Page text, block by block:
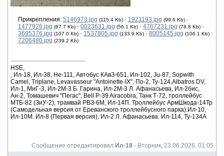
Прикрепления: 5146973.jpg (115.4 Kb) · 1921193.jpg (99.6 Kb) ·
1477926.jpg (67.7 Kb) · 0023631.jpg (56.1 Kb) · 4767231.jpg (78.8 Kb) ·
3695376.jpg (107.0 Kb) · 1537805.jpg (133.9 Kb) · 8005145.jpg (106.1 Kb) ·
7206480.jpg (239.2 Kb)
HSE,
, Ил-18, Ил-38, He-111, Автобус КАвЗ-651, Ил-102, Ju-87, Sopwith
Camel, Triplane, Levavasseur "Antoinette-IX", По-2, Ту-124,Albatros DV,
Ил-1, МиГ-3, Ил-2М-3 Б. Гарина, Ил-2М-3 Л. Афанасьева, Ил-2бис,
Ан-2, Томашевич "Пегас", Bell P-39 Airacobra, Танк Т-72, троллейбус
МТБ-82 (ЗиУ-2), трамвай РВЗ-6М, Ил-14П. Троллейбус АрмШкода-14Тр
(Самодельная версия от Ереванского троллейбусного парка).Ил-10,
Ил-10М. Ил-8 (Первая версия), Ил-2 Л. Афанасьева. Ил-114, Ту-134А
Сообщение отредактировал Ил-18 - Вторник, 23.06.2026, 01:05